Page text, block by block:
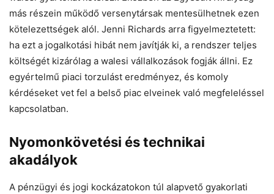
más részein működő versenytársak mentesülhetnek ezen
kötelezettségek alól. Jenni Richards arra figyelmeztetett:
ha ezt a jogalkotási hibát nem javítják ki, a rendszer teljes
költségét kizárólag a walesi vállalkozások fogják állni. Ez
egyértelmű piaci torzulást eredményez, és komoly
kérdéseket vet fel a belső piac elveinek való megfeleléssel
kapcsolatban.
Nyomonkövetési és technikai
akadályok
A pénzügyi és jogi kockázatokon túl alapvető gyakorlati